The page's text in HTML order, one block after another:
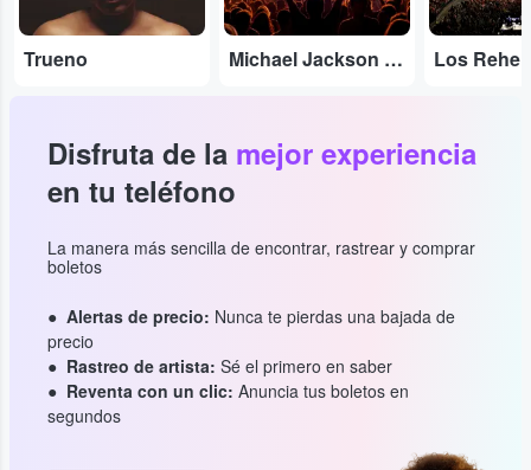
Trueno Michael Jackson Tribute Los
Disfruta de la mejor experiencia
en tu teléfono
La manera más sencilla de encontrar, rastrear y comprar
boletos
Alertas de precio: Nunca te pierdas una bajada de
precio
Rastreo de artista: Sé el primero en saber
Reventa con un clic: Anuncia tus boletos en
segundos